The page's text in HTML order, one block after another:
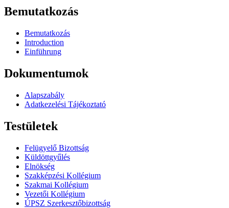
Bemutatkozás
Bemutatkozás
Introduction
Einführung
Dokumentumok
Alapszabály
Adatkezelési Tájékoztató
Testületek
Felügyelő Bizottság
Küldöttgyűlés
Elnökség
Szakképzési Kollégium
Szakmai Kollégium
Vezetői Kollégium
ÚPSZ Szerkesztőbizottság